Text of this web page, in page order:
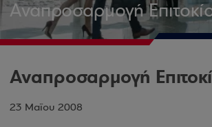
Αναπροσαρμογή
Αναπροσαρμογή
23 Μαΐου 2008